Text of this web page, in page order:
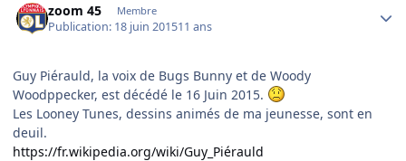
zoom 45 Membre
Publication: 18 juin 201511 ans
Guy Piérauld, la voix de Bugs Bunny et de Woody
Woodppecker, est décédé le 16 Juin 2015.
Les Looney Tunes, dessins animés de ma jeunesse, sont en
deuil.
https://fr.wikipedia.org/wiki/Guy_Piérauld